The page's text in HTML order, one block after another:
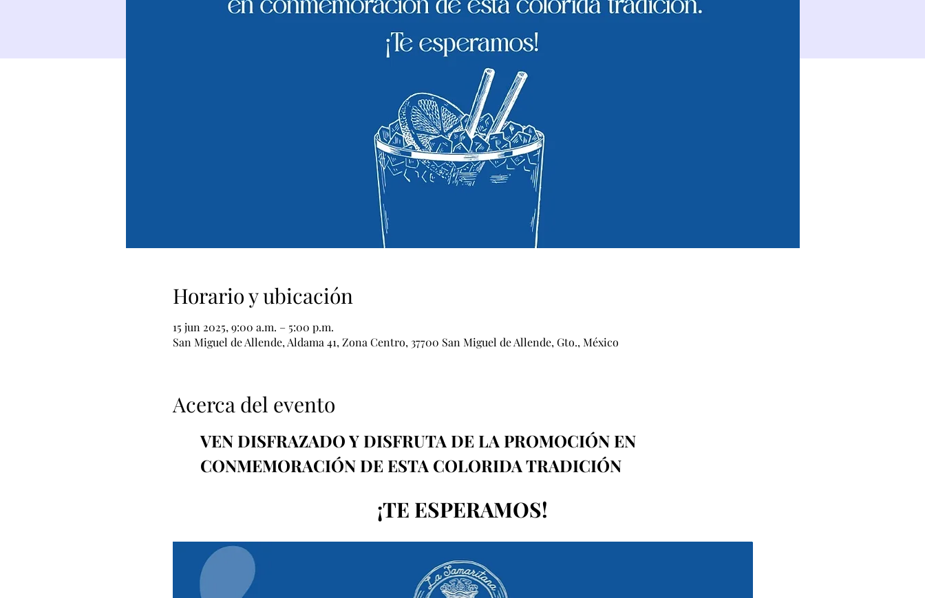
Horario y ubicación
15 jun 2025, 9:00 a.m. – 5:00 p.m.
San Miguel de Allende, Aldama 41, Zona Centro, 37700 San Miguel de Allende, Gto., México
Acerca del evento
VEN DISFRAZADO Y DISFRUTA DE LA PROMOCIÓN EN
CONMEMORACIÓN DE ESTA COLORIDA TRADICIÓN
¡TE ESPERAMOS!